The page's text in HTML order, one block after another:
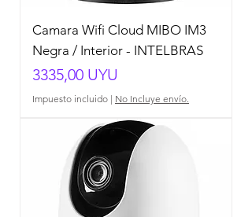
Camara Wifi Cloud MIBO IM3
Negra / Interior - INTELBRAS
Precio
3335,00 UYU
Impuesto incluido | No Incluye envío.